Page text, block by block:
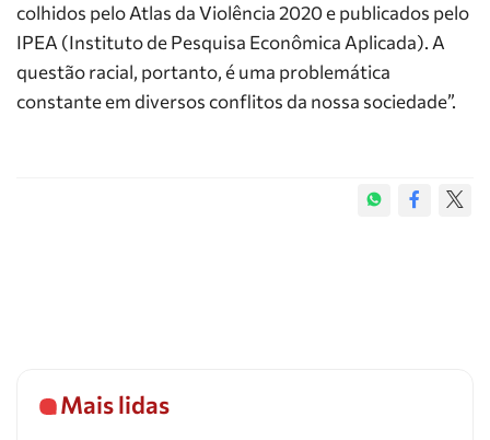
colhidos pelo Atlas da Violência 2020 e publicados pelo
IPEA (Instituto de Pesquisa Econômica Aplicada). A
questão racial, portanto, é uma problemática
constante em diversos conflitos da nossa sociedade”.
Mais lidas